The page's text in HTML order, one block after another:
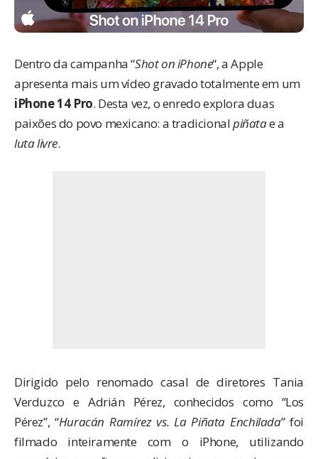
Dentro da campanha “Shot on iPhone“, a Apple
apresenta mais um vídeo gravado totalmente em um
iPhone 14 Pro. Desta vez, o enredo explora duas
paixões do povo mexicano: a tradicionalpiñatae a
luta livre.
Dirigido pelo renomado casal de diretores Tania
Verduzco e Adrián Pérez, conhecidos como “Los
Pérez”, “Huracán Ramírez vs. La Piñata Enchilada” foi
filmado inteiramente com o iPhone, utilizando